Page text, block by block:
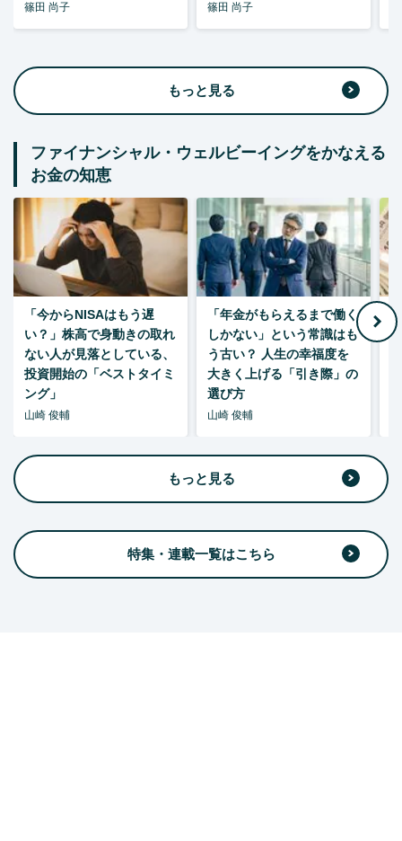
篠田 尚子 篠田 尚子
もっと見る
ファイナンシャル・ウェルビーイングをかなえる
お金の知恵
「今からNISAはもう遅
い？」株高で身動きの取れ
ない人が見落としている、
投資開始の「ベストタイミ
ング」
山崎 俊輔
「年金がもらえるまで働く
しかない」という常識はも
う古い？ 人生の幸福度を
大きく上げる「引き際」の
選び方
山崎 俊輔
もっと見る
特集・連載一覧はこちら